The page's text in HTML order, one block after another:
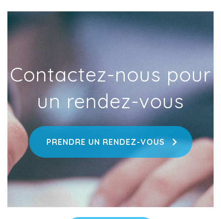
Contactez-nous pour
un rendez-vous
PRENDRE UN RENDEZ-VOUS